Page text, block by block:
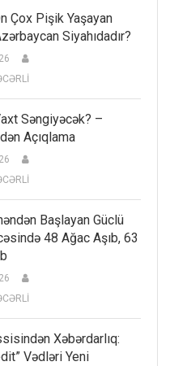
Çox Pişik Yaşayan
Siyahıdadır?
Səngiyəcək? –
Açıqlama
Başlayan Güclü
48 Ağac Aşıb, 63
Xəbərdarlıq:
Vədləri Yeni